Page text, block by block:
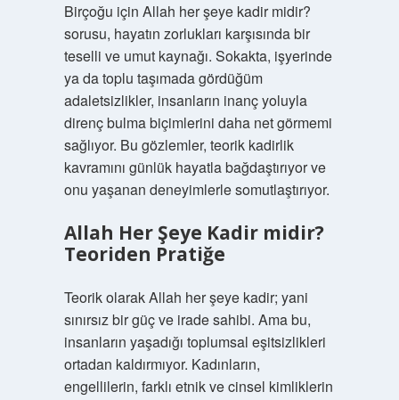
Birçoğu için Allah her şeye kadir midir?
sorusu, hayatın zorlukları karşısında bir
teselli ve umut kaynağı. Sokakta, işyerinde
ya da toplu taşımada gördüğüm
adaletsizlikler, insanların inanç yoluyla
direnç bulma biçimlerini daha net görmemi
sağlıyor. Bu gözlemler, teorik kadirlik
kavramını günlük hayatla bağdaştırıyor ve
onu yaşanan deneyimlerle somutlaştırıyor.
Allah Her Şeye Kadir midir?
Teoriden Pratiğe
Teorik olarak Allah her şeye kadir; yani
sınırsız bir güç ve irade sahibi. Ama bu,
insanların yaşadığı toplumsal eşitsizlikleri
ortadan kaldırmıyor. Kadınların,
engellilerin, farklı etnik ve cinsel kimliklerin